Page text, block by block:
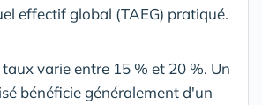
effectif global (TAEG) pratiqué.
varie entre 15 % et 20 %. Un
bénéficie généralement d'un